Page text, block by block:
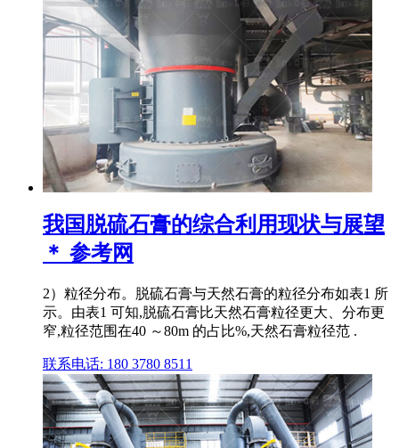
我国脱硫石膏的综合利用现状与展望
＊ 参考网
2）粒径分布。脱硫石膏与天然石膏的粒径分布如表1 所
示。由表1 可知,脱硫石膏比天然石膏粒径更大、分布更
窄,粒径范围在40 ～80m 的占比%,天然石膏粒径范 .
联系电话: 180 3780 8511